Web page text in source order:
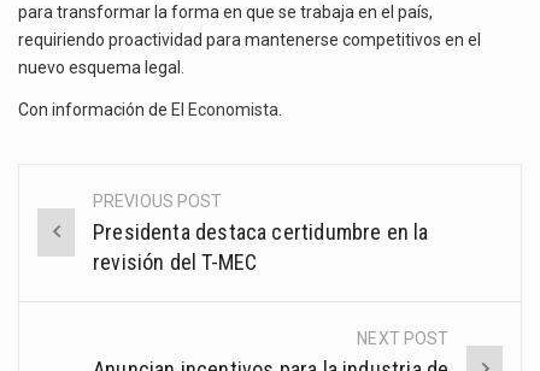
para transformar la forma en que se trabaja en el país,
requiriendo proactividad para mantenerse competitivos en el
nuevo esquema legal.
Con información de El Economista.
Post
navigation
PREVIOUS POST
Presidenta destaca certidumbre en la
revisión del T-MEC
NEXT POST